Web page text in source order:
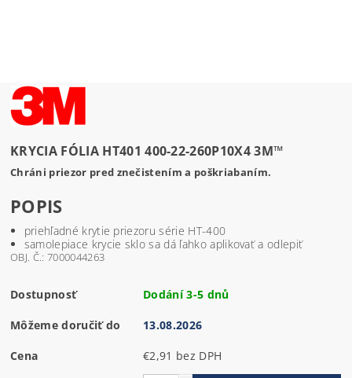
KRYCIA FÓLIA HT401 400-22-260P10X4 3M™
Chráni priezor pred znečistením a poškriabaním.
POPIS
priehľadné krytie priezoru série HT-400
samolepiace krycie sklo sa dá ľahko aplikovať a odlepiť
OBJ. Č.: 7000044263
Dostupnosť Dodání 3-5 dnů
Môžeme doručiť do 13.08.2026
Cena €2,91 bez DPH